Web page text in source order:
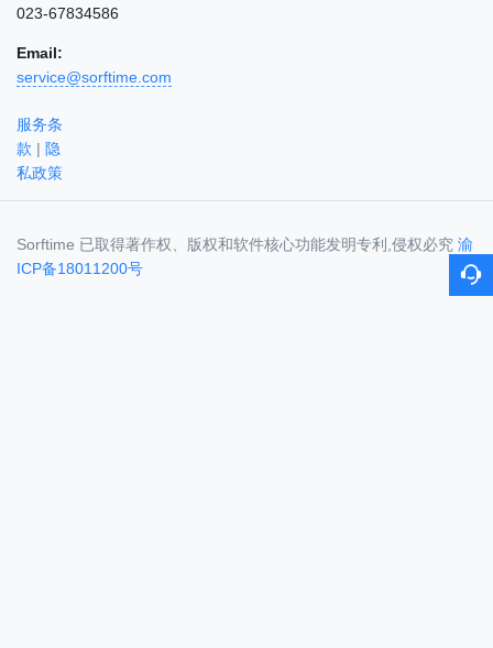
023-67834586
Email:
service@sorftime.com
服务条
款 | 隐
私政策
Sorftime 已取得著作权、版权和软件核心功能发明专利,侵权必究 渝
ICP备18011200号